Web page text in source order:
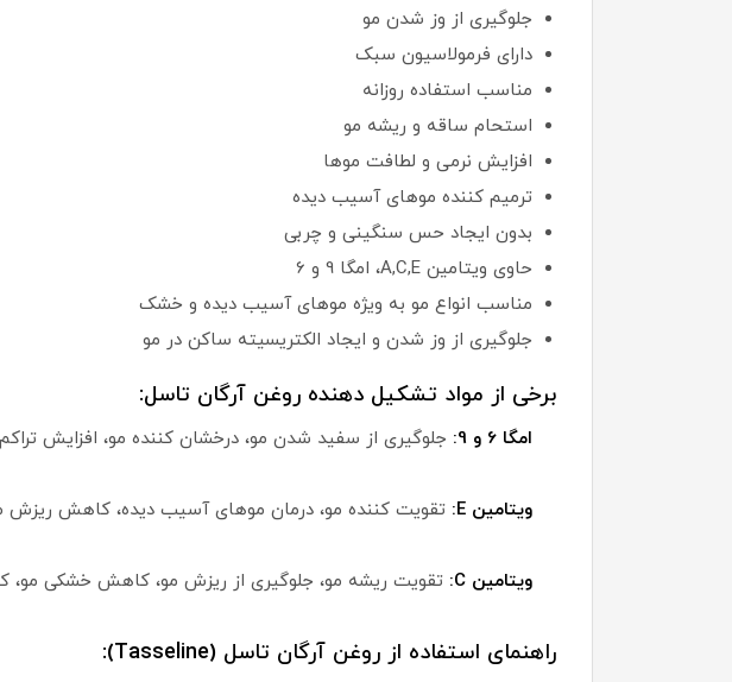
جلوگیری از وز شدن مو
دارای فرمولاسیون سبک
مناسب استفاده روزانه
استحام ساقه و ریشه مو
افزایش نرمی و لطافت موها
ترمیم کننده موهای آسیب دیده
بدون ایجاد حس سنگینی و چربی
حاوی ویتامین A,C,E، امگا 9 و 6
مناسب انواع مو به ویژه موهای آسیب دیده و خشک
جلوگیری از وز شدن و ایجاد الکتریسیته ساکن در مو
برخی از مواد تشکیل دهنده روغن آرگان تاسل:
امگا 6 و 9: جلوگیری از سفید شدن مو، درخشان کننده مو، افزایش
ویتامین E: تقویت کننده مو، درمان موهای آسیب دیده، کاهش ریزش
ویتامین C: تقویت ریشه مو، جلوگیری از ریزش مو، کاهش خشکی مو،
راهنمای استفاده از روغن آرگان تاسل (Tasseline):